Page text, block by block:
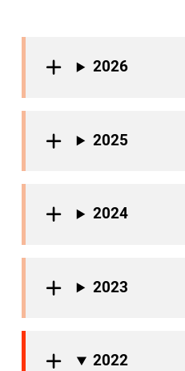
2026
2025
2024
2023
2022